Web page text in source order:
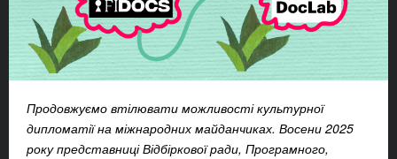
Продовжуємо втілювати можливості культурної
дипломатії на міжнародних майданчиках. Восени 2025
року представниці Відбіркової ради, Програмного,